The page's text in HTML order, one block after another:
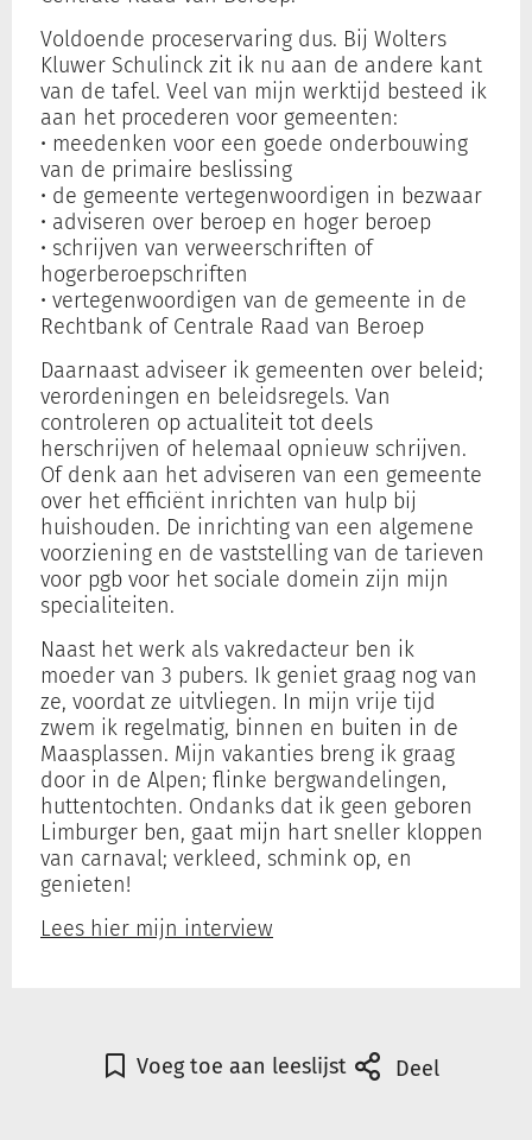
Voldoende proceservaring dus. Bij Wolters
Kluwer Schulinck zit ik nu aan de andere kant
van de tafel. Veel van mijn werktijd besteed ik
aan het procederen voor gemeenten:
• meedenken voor een goede onderbouwing
van de primaire beslissing
• de gemeente vertegenwoordigen in bezwaar
• adviseren over beroep en hoger beroep
• schrijven van verweerschriften of
hogerberoepschriften
• vertegenwoordigen van de gemeente in de
Rechtbank of Centrale Raad van Beroep
Daarnaast adviseer ik gemeenten over beleid;
verordeningen en beleidsregels. Van
controleren op actualiteit tot deels
herschrijven of helemaal opnieuw schrijven.
Of denk aan het adviseren van een gemeente
over het efficiënt inrichten van hulp bij
huishouden. De inrichting van een algemene
voorziening en de vaststelling van de tarieven
voor pgb voor het sociale domein zijn mijn
specialiteiten.
Naast het werk als vakredacteur ben ik
moeder van 3 pubers. Ik geniet graag nog van
ze, voordat ze uitvliegen. In mijn vrije tijd
zwem ik regelmatig, binnen en buiten in de
Maasplassen. Mijn vakanties breng ik graag
door in de Alpen; flinke bergwandelingen,
huttentochten. Ondanks dat ik geen geboren
Limburger ben, gaat mijn hart sneller kloppen
van carnaval; verkleed, schmink op, en
genieten!
Lees hier mijn interview
Voeg toe aan leeslijst Deel